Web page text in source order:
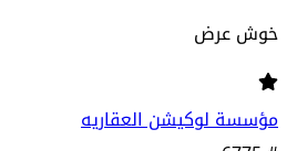
خوش عرض
مؤسسة لوكيشن العقاريه